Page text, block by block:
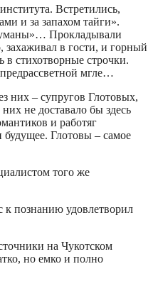
Встретились,
и за запахом тайги».
Прокладывали
в гости, и горный
в стихотворные строчки.
мгле…
них – супругов Глотовых,
не доставало бы здесь
и работяг
Глотовы – самое
того же
к познанию удовлетворил
на Чукотском
но емко и полно